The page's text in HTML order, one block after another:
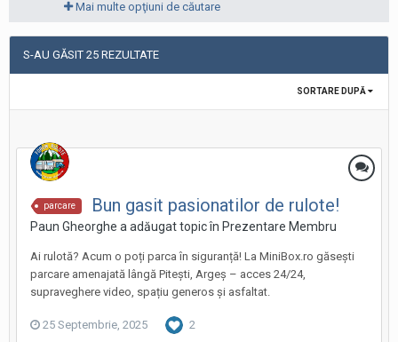
Mai multe opţiuni de căutare
S-AU GĂSIT 25 REZULTATE
SORTARE DUPĂ
parcare Bun gasit pasionatilor de rulote!
Paun Gheorghe a adăugat topic în Prezentare Membru
Ai rulotă? Acum o poți parca în siguranță! La MiniBox.ro găsești
parcare amenajată lângă Pitești, Argeș – acces 24/24,
supraveghere video, spațiu generos și asfaltat.
25 Septembrie, 2025 2